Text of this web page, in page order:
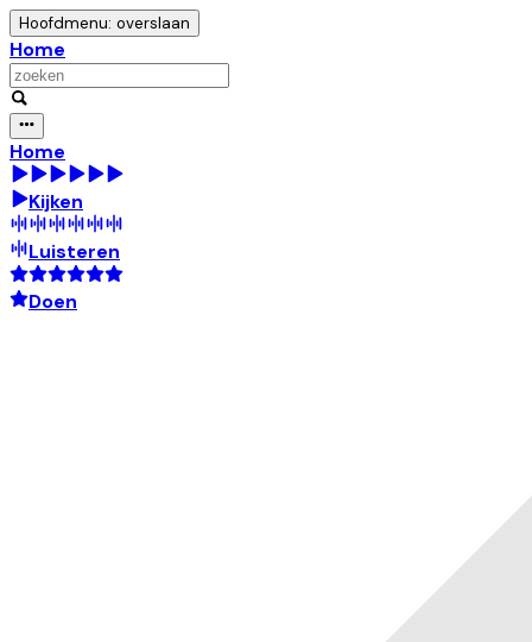
Hoofdmenu: overslaan
Home
Home
Kijken
Luisteren
Doen